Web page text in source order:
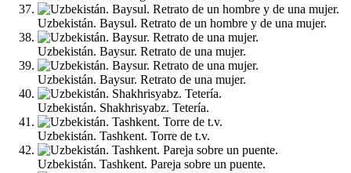
Uzbekistán. Baysul. Retrato de un hombre y de una mujer.
Uzbekistán. Baysur. Retrato de una mujer.
Uzbekistán. Baysur. Retrato de una mujer.
Uzbekistán. Shakhrisyabz. Tetería.
Uzbekistán. Tashkent. Torre de t.v.
Uzbekistán. Tashkent. Pareja sobre un puente.